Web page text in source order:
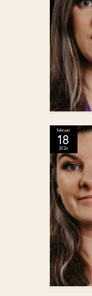
februari
18
2026